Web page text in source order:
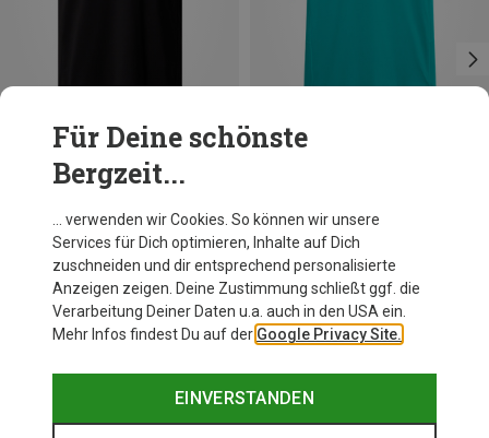
Du sparst 40%
The North Face
Herren Sunriser T-Shirt
49,95 €
Für Deine schönste
Bergzeit...
… verwenden wir Cookies. So können wir unsere
Services für Dich optimieren, Inhalte auf Dich
zuschneiden und dir entsprechend personalisierte
Anzeigen zeigen. Deine Zustimmung schließt ggf. die
Verarbeitung Deiner Daten u.a. auch in den USA ein.
Mehr Infos findest Du auf der Google Privacy Site.
EINVERSTANDEN